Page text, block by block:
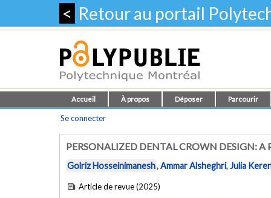
< Retour au portail
Accueil À propos Déposer Parcourir
Se connecter
PERSONALIZED DENTAL CROWN DESIGN:
Golriz Hosseinimanesh,Ammar Alsheghri,Julia
Article de revue (2025)